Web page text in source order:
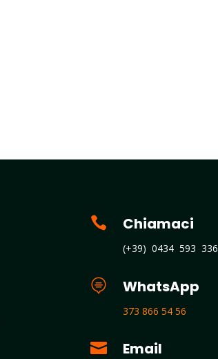
 Chiamaci
(+39) 0434 593 336
 WhatsApp
373 866 54 56
 Email